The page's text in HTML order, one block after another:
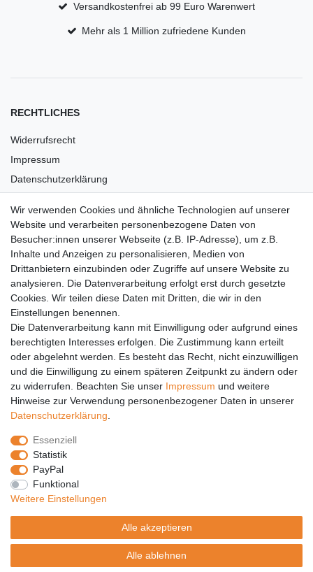
Versandkostenfrei ab 99 Euro Warenwert
Mehr als 1 Million zufriedene Kunden
RECHTLICHES
Widerrufsrecht
Impressum
Datenschutzerklärung
Versandkosten
Barrierefreiheit
Anleitungen
Vertrag widerrufen
PARTNER
DHL
GLS
PaketPLUS
SPONSORING
Malchower SV 90
Malchower Wölfe
ZERTIFIKATE
Händlerbund
Trusted Shops
Wir verwenden Cookies und ähnliche Technologien auf unserer
Website und verarbeiten personenbezogene Daten von
Besucher:innen unserer Webseite (z.B. IP-Adresse), um z.B.
Inhalte und Anzeigen zu personalisieren, Medien von
Drittanbietern einzubinden oder Zugriffe auf unsere Website zu
analysieren. Die Datenverarbeitung erfolgt erst durch gesetzte
Cookies. Wir teilen diese Daten mit Dritten, die wir in den
Einstellungen benennen.
Die Datenverarbeitung kann mit Einwilligung oder aufgrund eines
berechtigten Interesses erfolgen. Die Zustimmung kann erteilt
oder abgelehnt werden. Es besteht das Recht, nicht einzuwilligen
und die Einwilligung zu einem späteren Zeitpunkt zu ändern oder
zu widerrufen. Beachten Sie unser Impressum und weitere
Hinweise zur Verwendung personenbezogener Daten in unserer
Daten­schutz­erklärung
Essenziell
Statistik
PayPal
Funktional
Weitere Einstellungen
Alle akzeptieren
Alle ablehnen